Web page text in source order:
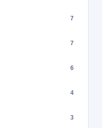
7
7
6
4
3